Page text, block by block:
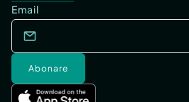
Email
Abonare